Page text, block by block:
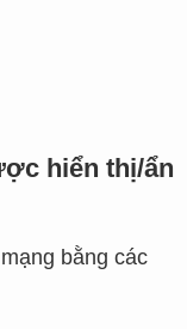
hiển thị/ẩn
bằng các